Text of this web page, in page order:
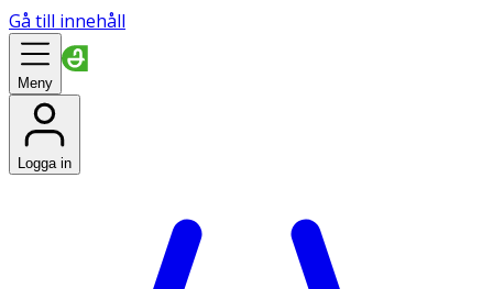
Gå till innehåll
Meny
Logga in